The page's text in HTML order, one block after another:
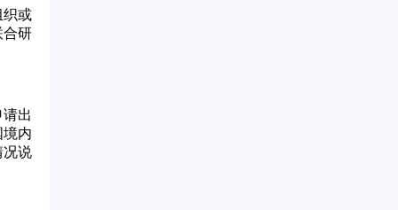
织或
合研
出
内
况说